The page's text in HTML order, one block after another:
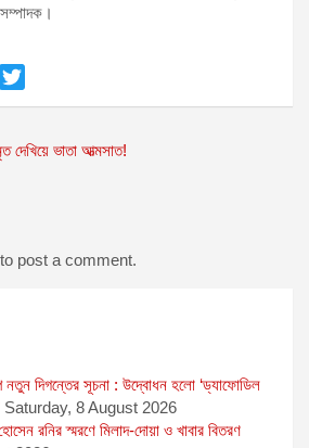
সম্পাদক।
T
i
r
দেখিয়ে ভাতা আত্মসাত!
to post a comment.
নতুন দিগন্তের সূচনা : উদ্বোধন হলো ‘ড্যাফোডিল
Saturday, 8 August 2026
রনির স্মরণে মিলাদ-দোয়া ও খাবার বিতরণ